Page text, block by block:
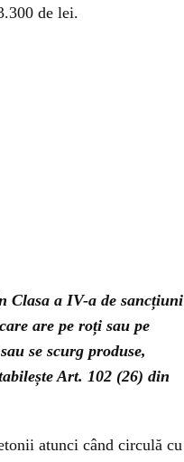
de lei.
Clasa a IV-a de sancțiuni
are pe roți sau pe
se scurg produse,
Art. 102 (26) din
atunci când circulă cu